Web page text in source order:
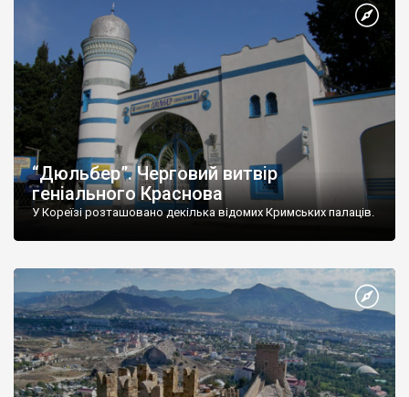
“Дюльбер”. Черговий витвір
геніального Краснова
У Кореїзі розташовано декілька відомих Кримських палаців.